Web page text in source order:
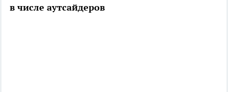
в числе аутсайдеров